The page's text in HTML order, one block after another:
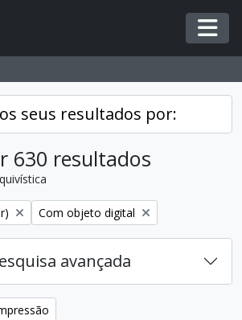
seus resultados por:
630 resultados
Remover filtro:
Com objeto digital
avançada